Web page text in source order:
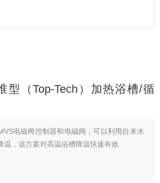
型（Top-Tech）加热浴槽/循
电磁阀控制器和电磁阀，可以利用自来水
温，该方案对高温浴槽降温快速有效